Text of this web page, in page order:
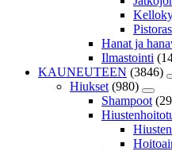
Hanat ja
Ilmastointi
KAUNEUTEEN (3846)
Hiukset (980)
Shampoot